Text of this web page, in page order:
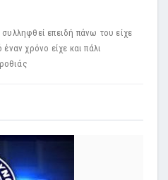
επειδή πάνω του είχε
έναν χρόνο είχε και πάλι